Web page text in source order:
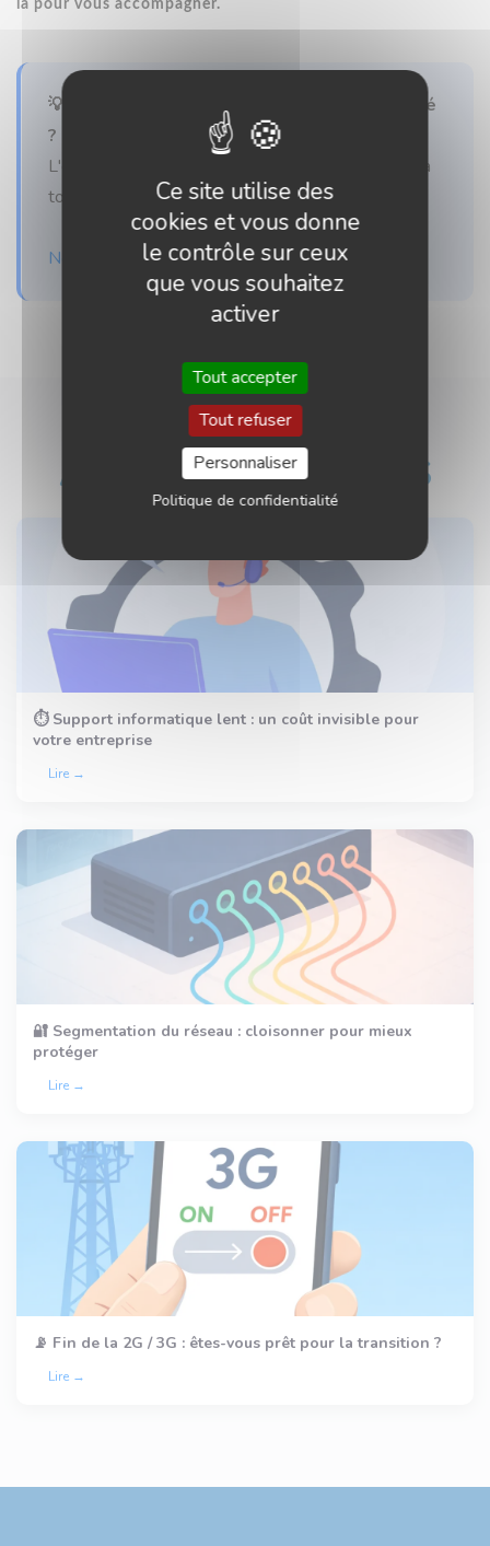
Ce site utilise des
cookies et vous donne
le contrôle sur ceux
que vous souhaitez
activer
Tout accepter
Tout refuser
Personnaliser
Politique de confidentialité
là pour vous accompagner.
💡 Besoin d'un accompagnement personnalisé
?
L'équipe CyberHop est disponible pour répondre à
toutes vos questions informatique.
Nous contacter
ARTICLES SIMILAIRES
⏱️ Support informatique lent : un coût invisible pour
votre entreprise
Lire →
🔐 Segmentation du réseau : cloisonner pour mieux
protéger
Lire →
📡 Fin de la 2G / 3G : êtes-vous prêt pour la transition ?
Lire →